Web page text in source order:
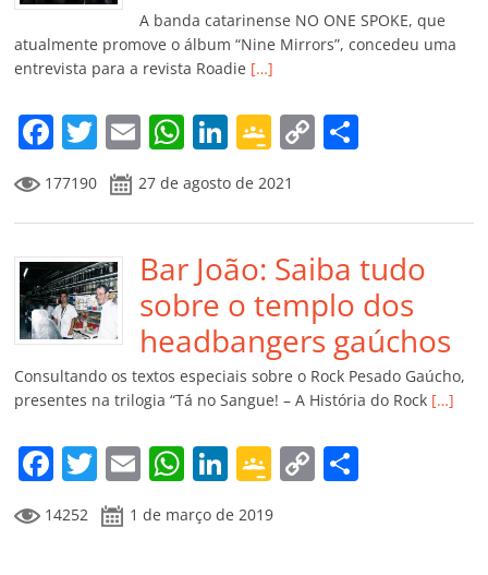
k ss
ro
o
m
ar
A banda catarinense NO ONE SPOKE, que
atualmente promove o álbum “Nine Mirrors”, concedeu uma
entrevista para a revista Roadie […]
F
a
c
e
b
o
o
k
T
w
itt
er
E
m
ai
l
W
at
s
A
p
p
Li
n
k
e
dI
n
G
o
o
gl
e
Cl
a
ss
ro
o
m
C
y
Li
n
k
p
ar
til
h
ar
177190 27 de agosto de 2021
Bar João: Saiba tudo
sobre o templo dos
headbangers gaúchos
Consultando os textos especiais sobre o Rock Pesado Gaúcho,
presentes na trilogia “Tá no Sangue! – A História do Rock […]
F
a
c
T
w
itt
E
m
ai
W
at
Li
n
k
G
o
o
C
14252 1 de março de 2019